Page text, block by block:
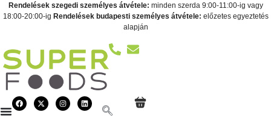
Rendelések szegedi személyes átvétele: minden szerda 9:00-11:00-ig vagy
18:00-20:00-ig Rendelések budapesti személyes átvétele: előzetes egyeztetés
alapján